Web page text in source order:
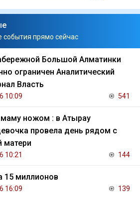
прямо сейчас
Большой Алматинки
ограничен Аналитический
Власть
10:09 541
маму ножом : в Атырау
провела день рядом с
матери
10:21 144
15 миллионов
16:09 139